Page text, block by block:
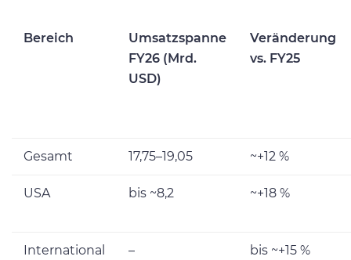
Bereich
Umsatzspanne
FY26 (Mrd.
USD)
Veränderung
vs. FY25
Gesamt 17,75–19,05 ~+12 %
USA bis ~8,2 ~+18 %
International – bis ~+15 %